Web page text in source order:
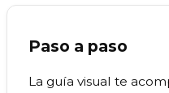
Paso a paso
La guía visual te